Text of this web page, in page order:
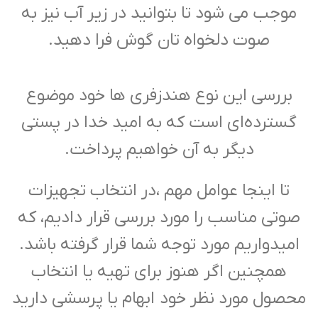
موجب می شود تا بتوانید در زیر آب نیز به
صوت دلخواه تان گوش فرا دهید.
بررسی این نوع هندزفری ها خود موضوع
گسترده‌ای است که به امید خدا در پستی
دیگر به آن خواهیم پرداخت.
تا اینجا عوامل مهم ،در انتخاب تجهیزات
صوتی مناسب را مورد بررسی قرار دادیم، که
امیدواریم مورد توجه شما قرار گرفته باشد.
همچنین اگر هنوز برای تهیه یا انتخاب
محصول مورد نظر خود ابهام یا پرسشی دارید